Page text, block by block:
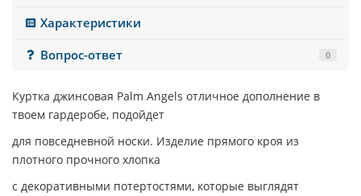
Характеристики
Вопрос-ответ
0
Куртка джинсовая Palm Angels отличное дополнение в
твоем гардеробе, подойдет
для повседневной носки. Изделие прямого кроя из
плотного прочного хлопка
с декоративными потертостями, которые выглядят